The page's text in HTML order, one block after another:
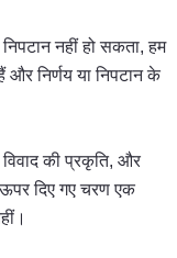
निपटान नहीं हो सकता, हम
और निर्णय या निपटान के
की प्रकृति, और
दिए गए चरण एक